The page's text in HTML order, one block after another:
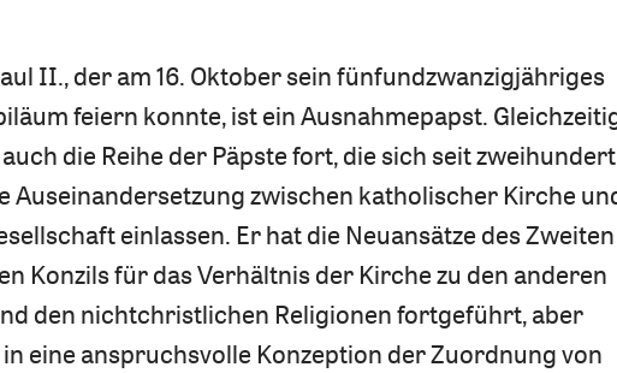
II., der am 16. Oktober sein fünfundzwanzigjähriges
feiern konnte, ist ein Ausnahmepapst.
die Reihe der Päpste fort, die sich seit zweihundert
Auseinandersetzung zwischen katholischer Kirche
einlassen. Er hat die Neuansätze des Zweiten
Konzils für das Verhältnis der Kirche zu den anderen
den nichtchristlichen Religionen fortgeführt, aber
eine anspruchsvolle Konzeption der Zuordnung von